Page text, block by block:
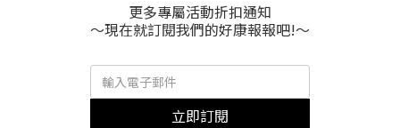
更多專屬活動折扣通知
～現在就訂閱我們的好康報報吧!～
立即訂閱